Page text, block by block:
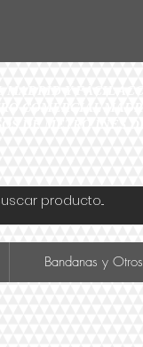
Bandanas y Otros